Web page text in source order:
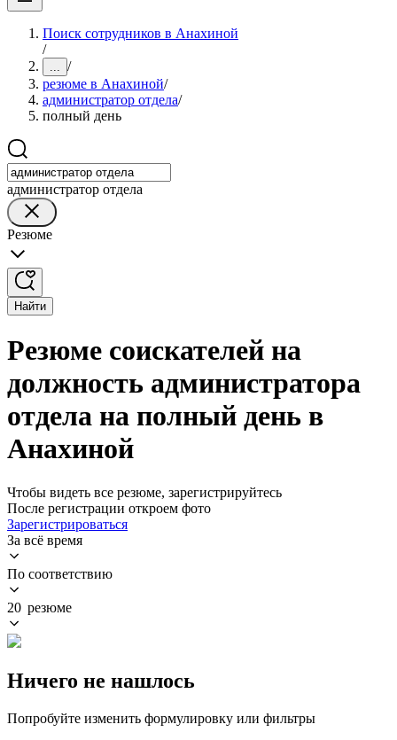
Поиск сотрудников в Анахиной
/
... /
резюме в Анахиной/
администратор отдела/
полный день
администратор отдела
Резюме
Найти
Резюме соискателей на
должность администратора
отдела на полный день в
Анахиной
Чтобы видеть все резюме, зарегистрируйтесь
После регистрации откроем фото
Зарегистрироваться
За всё время
По соответствию
20 резюме
Ничего не нашлось
Попробуйте изменить формулировку или фильтры